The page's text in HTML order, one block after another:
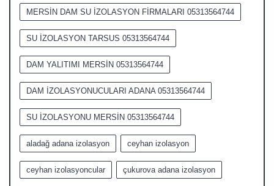
MERSİN DAM SU İZOLASYON FİRMALARI 05313564744
SU İZOLASYON TARSUS 05313564744
DAM YALITIMI MERSİN 05313564744
DAM İZOLASYONUCULARI ADANA 05313564744
SU İZOLASYONU MERSİN 05313564744
aladağ adana izolasyon ceyhan izolasyon
ceyhan izolasyoncular çukurova adana izolasyon